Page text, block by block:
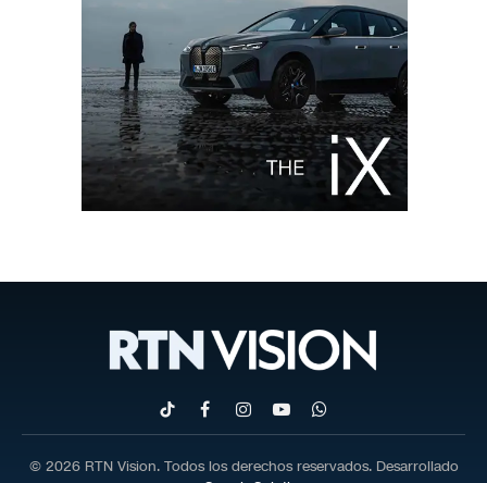
TikTokFacebookInstagram
YouTubeWhatsApp
© 2026 RTN Vision. Todos los derechos reservados. Desarrollado